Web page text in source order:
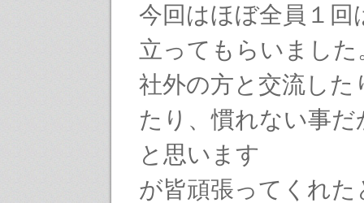
今回はほぼ全員１回
立ってもらいました
社外の方と交流した
たり、慣れない事
と思います
が皆頑張ってくれた